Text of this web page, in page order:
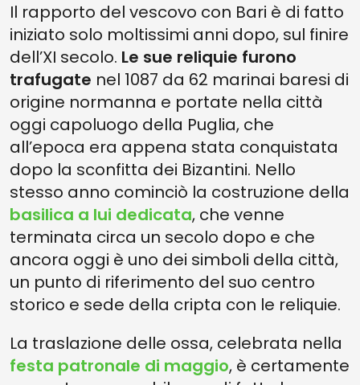
Il rapporto del vescovo con Bari è di fatto
iniziato solo moltissimi anni dopo, sul finire
dell’XI secolo. Le sue reliquie furono
trafugate nel 1087 da 62 marinai baresi di
origine normanna e portate nella città
oggi capoluogo della Puglia, che
all’epoca era appena stata conquistata
dopo la sconfitta dei Bizantini. Nello
stesso anno cominciò la costruzione della
basilica a lui dedicata, che venne
terminata circa un secolo dopo e che
ancora oggi è uno dei simboli della città,
un punto di riferimento del suo centro
storico e sede della cripta con le reliquie.
La traslazione delle ossa, celebrata nella
festa patronale di maggio, è certamente